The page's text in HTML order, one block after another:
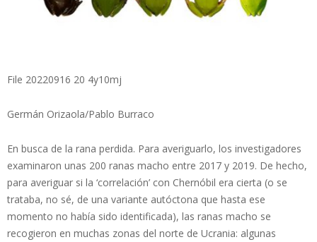
File 20220916 20 4y10mj
Germán Orizaola/Pablo Burraco
En busca de la rana perdida. Para averiguarlo, los investigadores
examinaron unas 200 ranas macho entre 2017 y 2019. De hecho,
para averiguar si la ‘correlación’ con Chernóbil era cierta (o se
trataba, no sé, de una variante autóctona que hasta ese
momento no había sido identificada), las ranas macho se
recogieron en muchas zonas del norte de Ucrania: algunas